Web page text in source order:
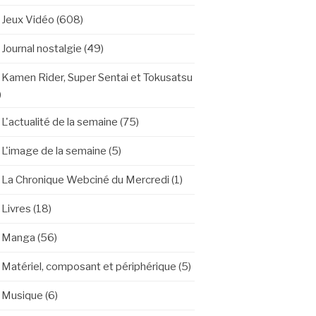
Jeux Vidéo (608)
Journal nostalgie (49)
Kamen Rider, Super Sentai et Tokusatsu
L'actualité de la semaine (75)
L'image de la semaine (5)
La Chronique Webciné du Mercredi (1)
Livres (18)
Manga (56)
Matériel, composant et périphérique (5)
Musique (6)